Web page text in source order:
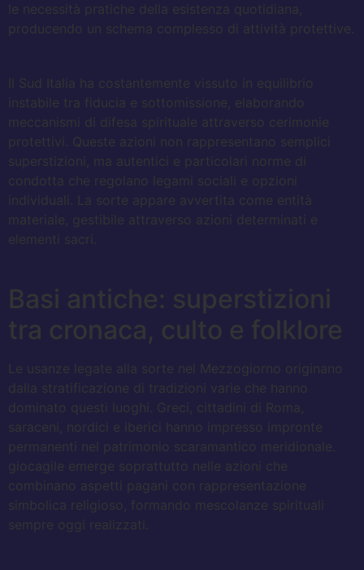
le necessità pratiche della esistenza quotidiana,
producendo un schema complesso di attività protettive.
Il Sud Italia ha costantemente vissuto in equilibrio
instabile tra fiducia e sottomissione, elaborando
meccanismi di difesa spirituale attraverso cerimonie
protettivi. Queste azioni non rappresentano semplici
superstizioni, ma autentici e particolari norme di
condotta che regolano legami sociali e opzioni
individuali. La sorte appare avvertita come entità
materiale, gestibile attraverso azioni determinati e
elementi sacri.
Basi antiche: superstizioni
tra cronaca, culto e folklore
Le usanze legate alla sorte nel Mezzogiorno originano
dalla stratificazione di tradizioni varie che hanno
dominato questi luoghi. Greci, cittadini di Roma,
saraceni, nordici e iberici hanno impresso impronte
permanenti nel patrimonio scaramantico meridionale.
giocagile emerge soprattutto nelle azioni che
combinano aspetti pagani con rappresentazione
simbolica religioso, formando mescolanze spirituali
sempre oggi realizzati.